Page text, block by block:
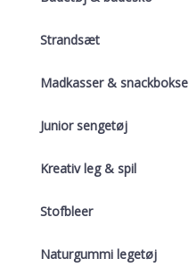
Strandsæt
Madkasser & snackbokse
Junior sengetøj
Kreativ leg & spil
Stofbleer
Naturgummi legetøj